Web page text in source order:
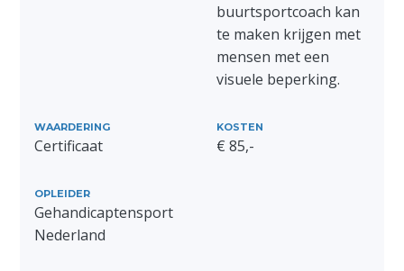
buurtsportcoach kan
te maken krijgen met
mensen met een
visuele beperking.
WAARDERING
Certificaat
KOSTEN
€ 85,-
OPLEIDER
Gehandicaptensport
Nederland